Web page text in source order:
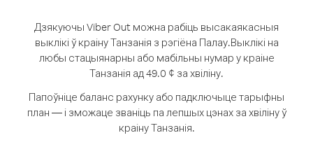
Дзякуючы Viber Out можна рабіць высакаякасныя
выклікі ў краіну Танзанія з рэгіёна Палау.Выклікі на
любы стацыянарны або мабільны нумар у краіне
Танзанія ад 49.0 ¢ за хвіліну.
Папоўніце баланс рахунку або падключыце тарыфны
план — і зможаце званіць па лепшых цэнах за хвіліну ў
краіну Танзанія.